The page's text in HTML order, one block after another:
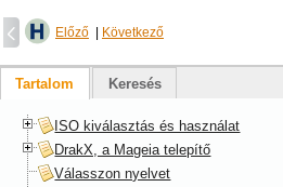
Előző Következő
Tartalom Keresés
ISO kiválasztás és használat
DrakX, a Mageia telepítő
Válasszon nyelvet